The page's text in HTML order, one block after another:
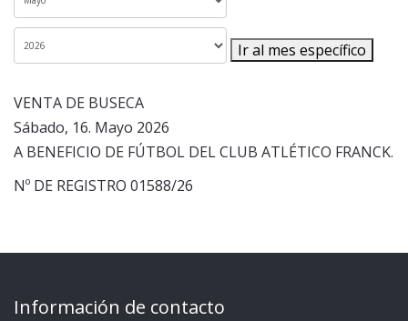
Ir al mes específico
VENTA DE BUSECA
Sábado, 16. Mayo 2026
A BENEFICIO DE FÚTBOL DEL CLUB ATLÉTICO FRANCK.
Nº DE REGISTRO 01588/26
Información de contacto